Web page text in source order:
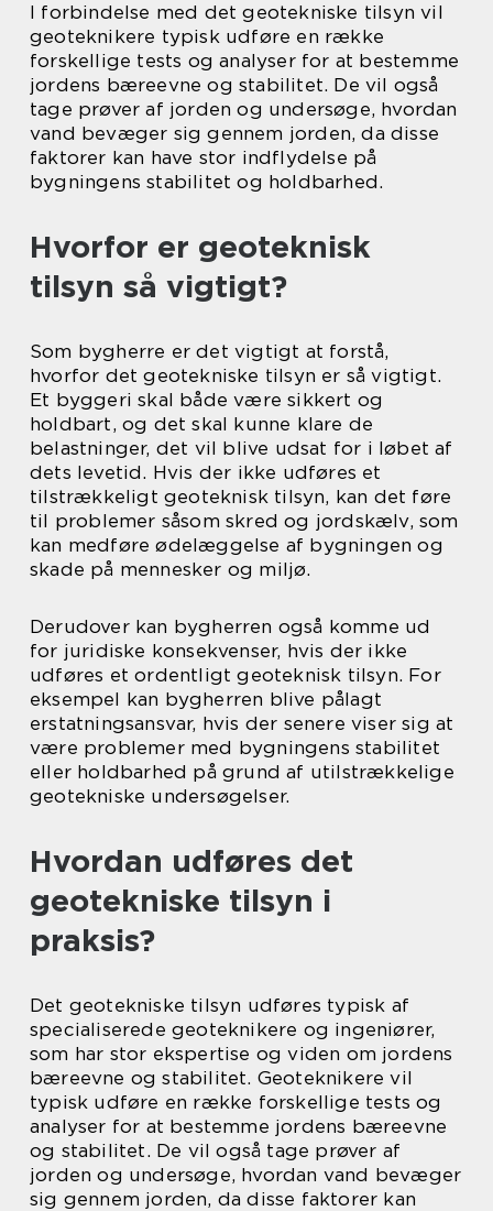
I forbindelse med det geotekniske tilsyn vil
geoteknikere typisk udføre en række
forskellige tests og analyser for at bestemme
jordens bæreevne og stabilitet. De vil også
tage prøver af jorden og undersøge, hvordan
vand bevæger sig gennem jorden, da disse
faktorer kan have stor indflydelse på
bygningens stabilitet og holdbarhed.
Hvorfor er geoteknisk
tilsyn så vigtigt?
Som bygherre er det vigtigt at forstå,
hvorfor det geotekniske tilsyn er så vigtigt.
Et byggeri skal både være sikkert og
holdbart, og det skal kunne klare de
belastninger, det vil blive udsat for i løbet af
dets levetid. Hvis der ikke udføres et
tilstrækkeligt geoteknisk tilsyn, kan det føre
til problemer såsom skred og jordskælv, som
kan medføre ødelæggelse af bygningen og
skade på mennesker og miljø.
Derudover kan bygherren også komme ud
for juridiske konsekvenser, hvis der ikke
udføres et ordentligt geoteknisk tilsyn. For
eksempel kan bygherren blive pålagt
erstatningsansvar, hvis der senere viser sig at
være problemer med bygningens stabilitet
eller holdbarhed på grund af utilstrækkelige
geotekniske undersøgelser.
Hvordan udføres det
geotekniske tilsyn i
praksis?
Det geotekniske tilsyn udføres typisk af
specialiserede geoteknikere og ingeniører,
som har stor ekspertise og viden om jordens
bæreevne og stabilitet. Geoteknikere vil
typisk udføre en række forskellige tests og
analyser for at bestemme jordens bæreevne
og stabilitet. De vil også tage prøver af
jorden og undersøge, hvordan vand bevæger
sig gennem jorden, da disse faktorer kan